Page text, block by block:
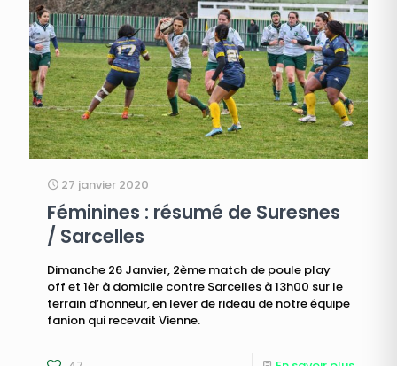
27 janvier 2020
Féminines : résumé de Suresnes
/ Sarcelles
Dimanche 26 Janvier, 2ème match de poule play
off et 1èr à domicile contre Sarcelles à 13h00 sur le
terrain d’honneur, en lever de rideau de notre équipe
fanion qui recevait Vienne.